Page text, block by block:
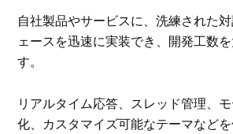
自社製品やサービスに、洗練された
ェースを迅速に実装でき、開発工数
す。
リアルタイム応答、スレッド管理、
化、カスタマイズ可能なテーマなど